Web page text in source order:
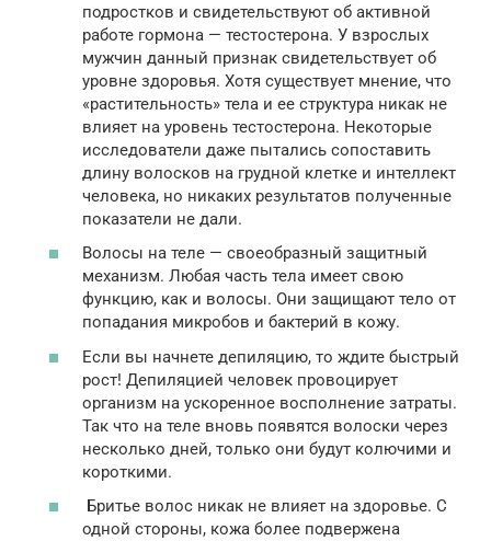
подростков и свидетельствуют об активной
работе гормона — тестостерона. У взрослых
мужчин данный признак свидетельствует об
уровне здоровья. Хотя существует мнение, что
«растительность» тела и ее структура никак не
влияет на уровень тестостерона. Некоторые
исследователи даже пытались сопоставить
длину волосков на грудной клетке и интеллект
человека, но никаких результатов полученные
показатели не дали.
Волосы на теле — своеобразный защитный
механизм. Любая часть тела имеет свою
функцию, как и волосы. Они защищают тело от
попадания микробов и бактерий в кожу.
Если вы начнете депиляцию, то ждите быстрый
рост! Депиляцией человек провоцирует
организм на ускоренное восполнение затраты.
Так что на теле вновь появятся волоски через
несколько дней, только они будут колючими и
короткими.
Бритье волос никак не влияет на здоровье. С
одной стороны, кожа более подвержена